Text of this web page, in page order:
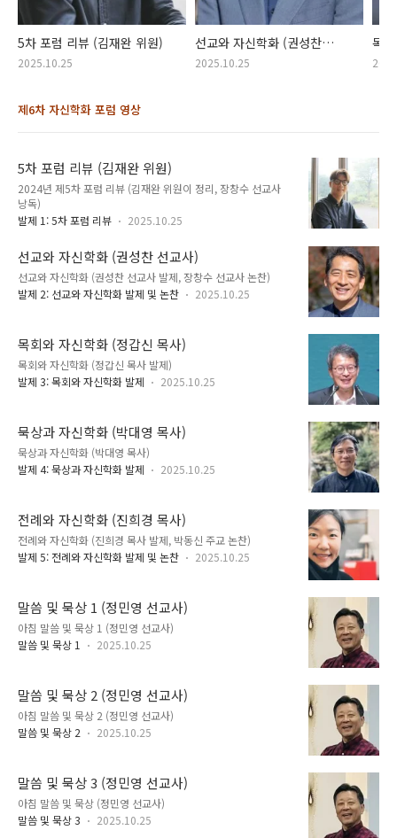
5차 포럼 리뷰 (김재완 위원)
2025.10.25
선교와 자신학화 (권성찬
선교사)
2025.10.25
목
목
제6차 자신학화 포럼 영상
5차 포럼 리뷰 (김재완 위원)
2024년 제5차 포럼 리뷰 (김재완 위원이 정리, 장창수 선교사
낭독)
발제 1: 5차 포럼 리뷰
2025.10.25
선교와 자신학화 (권성찬 선교사)
선교와 자신학화 (권성찬 선교사 발제, 장창수 선교사 논찬)
발제 2: 선교와 자신학화 발제 및 논찬
2025.10.25
목회와 자신학화 (정갑신 목사)
목회와 자신학화 (정갑신 목사 발제)
발제 3: 목회와 자신학화 발제
2025.10.25
묵상과 자신학화 (박대영 목사)
묵상과 자신학화 (박대영 목사)
발제 4: 묵상과 자신학화 발제
2025.10.25
전례와 자신학화 (진희경 목사)
전례와 자신학화 (진희경 목사 발제, 박동신 주교 논찬)
발제 5: 전례와 자신학화 발제 및 논찬
2025.10.25
말씀 및 묵상 1 (정민영 선교사)
아침 말씀 및 묵상 1 (정민영 선교사)
말씀 및 묵상 1
2025.10.25
말씀 및 묵상 2 (정민영 선교사)
아침 말씀 및 묵상 2 (정민영 선교사)
말씀 및 묵상 2
2025.10.25
말씀 및 묵상 3 (정민영 선교사)
아침 말씀 및 묵상 (정민영 선교사)
말씀 및 묵상 3
2025.10.25